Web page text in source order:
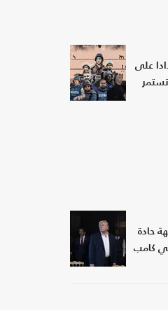
على
حادة
في كامب